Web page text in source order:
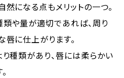
になる点もメリットの一つ。
や量が適切であれば、周り
に仕上がります。
種類があり、唇には柔らかい